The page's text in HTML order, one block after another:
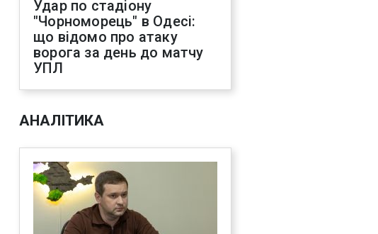
Удар по стадіону
"Чорноморець" в Одесі:
що відомо про атаку
ворога за день до матчу
УПЛ
АНАЛІТИКА